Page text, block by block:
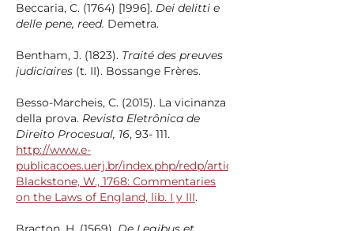
Beccaria, C. (1764) [1996]. Dei delitti e
delle pene, reed. Demetra.
Bentham, J. (1823). Traité des preuves
judiciaires(t. II). Bossange Frères.
Besso-Marcheis, C. (2015). La vicinanza
della prova. Revista Eletrônica de
Direito Procesual, 16, 93- 111.
http://www.e-
publicacoes.uerj.br/index.php/redp/article/view/19962/14303
Blackstone, W., 1768: Commentaries
on the Laws of England, lib. I y III.